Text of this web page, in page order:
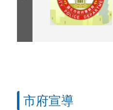
市府宣導